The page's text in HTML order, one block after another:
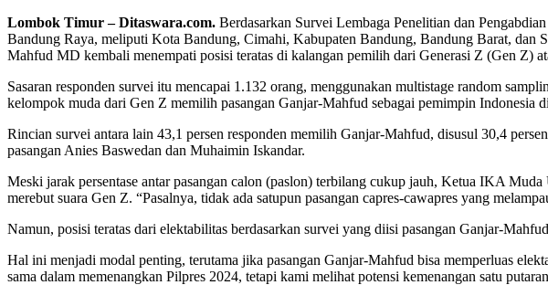
Lombok Timur – Ditaswara.com. Berdasarkan Survei Lembaga Penelitian dan
Bandung Raya, meliputi Kota Bandung, Cimahi, Kabupaten Bandung, Bandung Barat, dan
Mahfud MD kembali menempati posisi teratas di kalangan pemilih dari Generasi Z (Gen Z)
Sasaran responden survei itu mencapai 1.132 orang, menggunakan multistage random
kelompok muda dari Gen Z memilih pasangan Ganjar-Mahfud sebagai pemimpin Indonesia
Rincian survei antara lain 43,1 persen responden memilih Ganjar-Mahfud, disusul 30,4
pasangan Anies Baswedan dan Muhaimin Iskandar.
Meski jarak persentase antar pasangan calon (paslon) terbilang cukup jauh, Ketua IKA
merebut suara Gen Z. “Pasalnya, tidak ada satupun pasangan capres-cawapres yang
Namun, posisi teratas dari elektabilitas berdasarkan survei yang diisi pasangan Ganjar-
Hal ini menjadi modal penting, terutama jika pasangan Ganjar-Mahfud bisa memperluas
sama dalam memenangkan Pilpres 2024, tetapi kami melihat potensi kemenangan satu